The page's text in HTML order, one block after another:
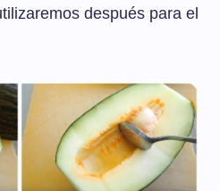
después para el